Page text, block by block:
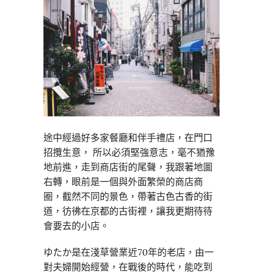
途中經過好多家餐廳和伴手禮店，在門口
招攬生意， 所以必須堅強意志，毫不猶豫
地前進，走到商店街的尾聲，我跟著地圖
右轉，眼前是一個與外面繁榮的商店商
圈，截然不同的景色，帶著古色古香的街
道，彷彿在京都的古街裡，讓我更期待待
會要去的小店。
ゆたか是在淺草營業近70年的老店，由一
對夫婦開始經營，在戰後的時代，能吃到